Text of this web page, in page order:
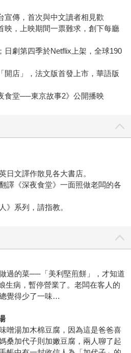
宣傳，首次與中文讀者相見歡
映，上映期間一票難求，創下每廳
日劇第四季於Netflix上架，全球190
開店」，法文版首發上市，華語版
食堂──東京故事2》公開播映
日文譯作散見各大書店。
譯《深夜食堂》一面照做老闆的各
》系列，請指教。
過的菜──「美利堅煎餅」，才知道
生病，暫停營業了。老闆在客人的
覺得少了一味…
噌湯加木棉豆腐，因為這是爸爸喜
桑加代子則加嫩豆腐，兩人聊了起